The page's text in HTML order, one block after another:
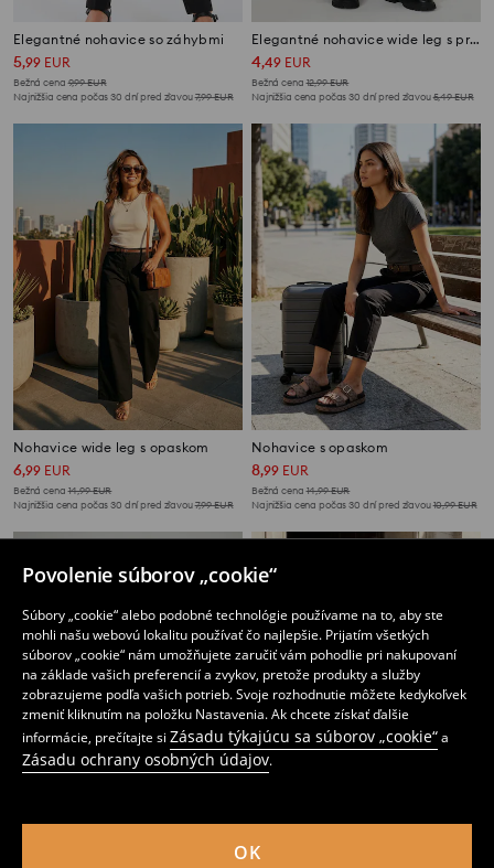
Povolenie súborov „cookie“
Súbory „cookie“ alebo podobné technológie používame na to, aby ste
mohli našu webovú lokalitu používať čo najlepšie. Prijatím všetkých
súborov „cookie“ nám umožňujete zaručiť vám pohodlie pri nakupovaní
na základe vašich preferencií a zvykov, pretože produkty a služby
zobrazujeme podľa vašich potrieb. Svoje rozhodnutie môžete kedykoľvek
zmeniť kliknutím na položku Nastavenia. Ak chcete získať ďalšie
informácie, prečítajte si Zásadu týkajúcu sa súborov „cookie“a
Zásadu ochrany osobných údajov.
OK
Elegantné nohavice so záhybmi
5,99 EUR
Bežná cena 9,99EUR
Najnižšia cena počas 30 dní pred zľavou7,99EUR
Elegantné nohavice wide leg s prímesou viskózy
4,49 EUR
Bežná cena 12,99EUR
Najnižšia cena počas 30 dní pred zľavou5,49EUR
Nohavice wide leg s opaskom
6,99 EUR
Bežná cena 14,99EUR
Najnižšia cena počas 30 dní pred zľavou7,99EUR
Nohavice s opaskom
8,99 EUR
Bežná cena 14,99EUR
Najnižšia cena počas 30 dní pred zľavou10,99EUR
Elegantné nohavice straight leg so zmesou viskózy Ažúrové nohavice straight leg